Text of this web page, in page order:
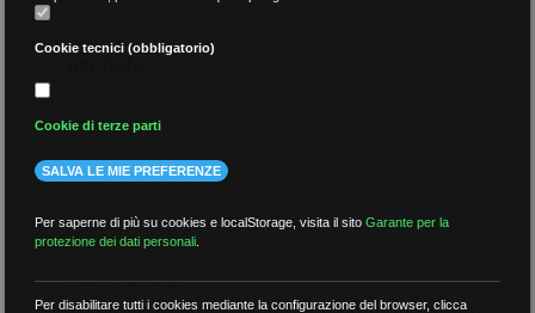
per data
più recenti
meno recenti
Cookie tecnici (obbligatorio)
Cookie di terze parti
SALVA LE MIE PREFERENZE
Per saperne di più su cookies e localStorage, visita il sitoGarante per la
protezione dei dati personali
Per disabilitare tutti i cookies mediante la configurazione del browser, clicca